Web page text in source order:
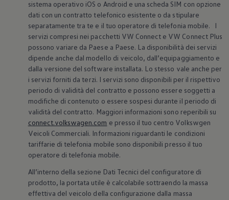
sistema operativo iOS o Android e una scheda SIM con opzione
dati con un contratto telefonico esistente o da stipulare
separatamente tra te e il tuo operatore di telefonia mobile. I
servizi compresi nei pacchetti VW Connect e VW Connect Plus
possono variare da Paese a Paese. La disponibilità dei servizi
dipende anche dal modello di veicolo, dall’equipaggiamento e
dalla versione del software installata. Lo stesso vale anche per
i servizi forniti da terzi. I servizi sono disponibili per il rispettivo
periodo di validità del contratto e possono essere soggetti a
modifiche di contenuto o essere sospesi durante il periodo di
validità del contratto. Maggiori informazioni sono reperibili su
connect.volkswagen.com e presso il tuo centro Volkswgen
Veicoli Commerciali. Informazioni riguardanti le condizioni
tariffarie di telefonia mobile sono disponibili presso il tuo
operatore di telefonia mobile.
All’interno della sezione Dati Tecnici del configuratore di
prodotto, la portata utile è calcolabile sottraendo la massa
effettiva del veicolo della configurazione dalla massa